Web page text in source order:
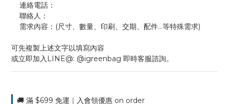
    連絡電話：
    聯絡人：
    需求內容：(尺寸、數量、印刷、交期、配件...等特殊需求)
可先複製上述文字以填寫內容
或立即加入LINE@: @igreenbag 即時客服諮詢。
🚚 滿 $699 免運｜入會領優惠 on order